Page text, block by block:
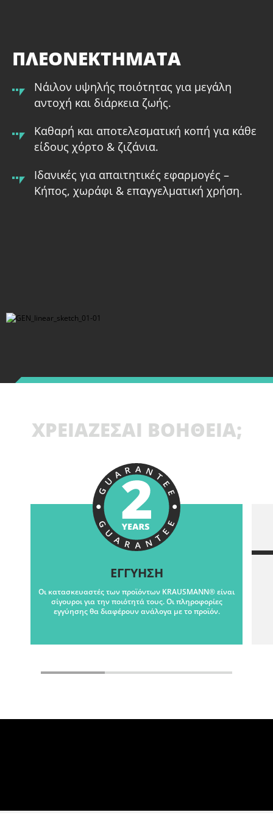
ΠΛΕΟΝΕΚΤΗΜΑΤΑ
Νάιλον υψηλής ποιότητας για μεγάλη
αντοχή και διάρκεια ζωής.
Καθαρή και αποτελεσματική κοπή για κάθε
είδους χόρτο & ζιζάνια.
Ιδανικές για απαιτητικές εφαρμογές –
Κήπος, χωράφι & επαγγελματική χρήση.
ΧΡΕΙΑΖΕΣΑΙ ΒΟΗΘΕΙΑ;
ΕΓΓΥΗΣΗ
Οι κατασκευαστές των προϊόντων KRAUSMANN® είναι
σίγουροι για την ποιότητά τους. Οι πληροφορίες
εγγύησης θα διαφέρουν ανάλογα με το προϊόν.